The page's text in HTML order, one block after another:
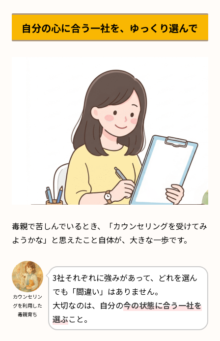
自分の心に合う一社を、ゆっくり選んで
毒親で苦しんでいるとき、「カウンセリングを受けてみ
ようかな」と思えたこと自体が、大きな一歩です。
カウンセリン
グを利用した
毒親育ち
3社それぞれに強みがあって、どれを選ん
でも「間違い」はありません。
大切なのは、自分の今の状態に合う一社を
選ぶこと。